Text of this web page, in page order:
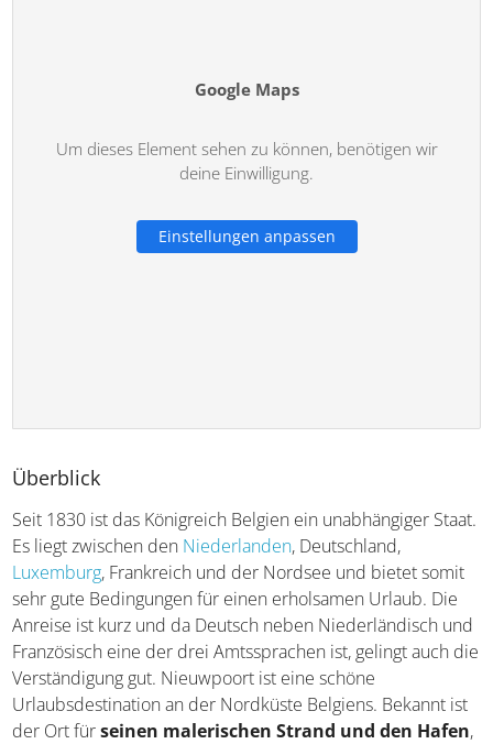
Google Maps
Um dieses Element sehen zu können, benötigen wir
deine Einwilligung.
Einstellungen anpassen
Überblick
Seit 1830 ist das Königreich Belgien ein unabhängiger
Staat. Es liegt zwischen denNiederlanden, Deutschland,
Luxemburg, Frankreich und der Nordsee und bietet
somit sehr gute Bedingungen für einen erholsamen
Urlaub. Die Anreise ist kurz und da Deutsch neben
Niederländisch und Französisch eine der drei
Amtssprachen ist, gelingt auch die Verständigung gut.
Nieuwpoort ist eine schöne Urlaubsdestination an der
Nordküste Belgiens. Bekannt ist der Ort fürseinen